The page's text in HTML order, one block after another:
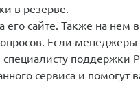
в резерве.
сайте. Также на нем
Если
поддержки
сервиса и помогут